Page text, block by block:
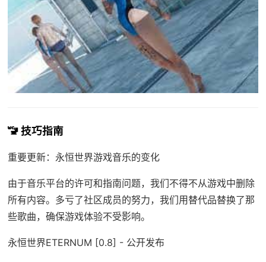
🚾 技巧指南
重要更新：永恒世界游戏音乐的变化
由于音乐平台的许可和指南问题，我们不得不从游戏中删除
所有内容。多亏了社区成员的努力，我们用替代品替换了那
些歌曲，确保游戏体验不受影响。
永恒世界ETERNUM [0.8] - 公开发布